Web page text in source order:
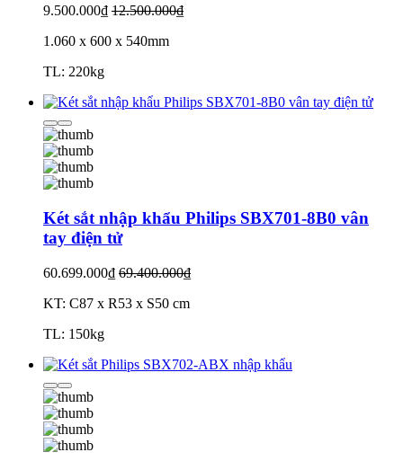
9.500.000₫ 12.500.000₫
1.060 x 600 x 540mm
TL: 220kg
Két sắt nhập khẩu Philips SBX701-8B0 vân
tay điện tử
60.699.000₫ 69.400.000₫
KT: C87 x R53 x S50 cm
TL: 150kg